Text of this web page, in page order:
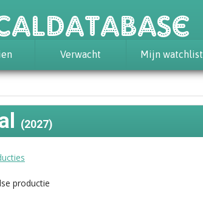
Verwacht Mijn watchlist
(2027)
productie